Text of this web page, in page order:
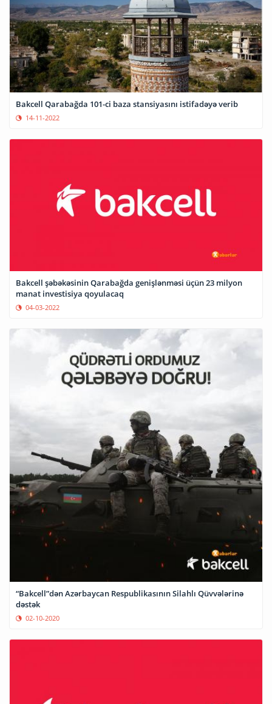
Bakcell Qarabağda 101-ci baza stansiyasını istifadəyə verib
14-11-2022
Bakcell şəbəkəsinin Qarabağda genişlənməsi üçün 23 milyon
manat investisiya qoyulacaq
04-03-2022
“Bakcell”dən Azərbaycan Respublikasının Silahlı Qüvvələrinə
dəstək
02-10-2020